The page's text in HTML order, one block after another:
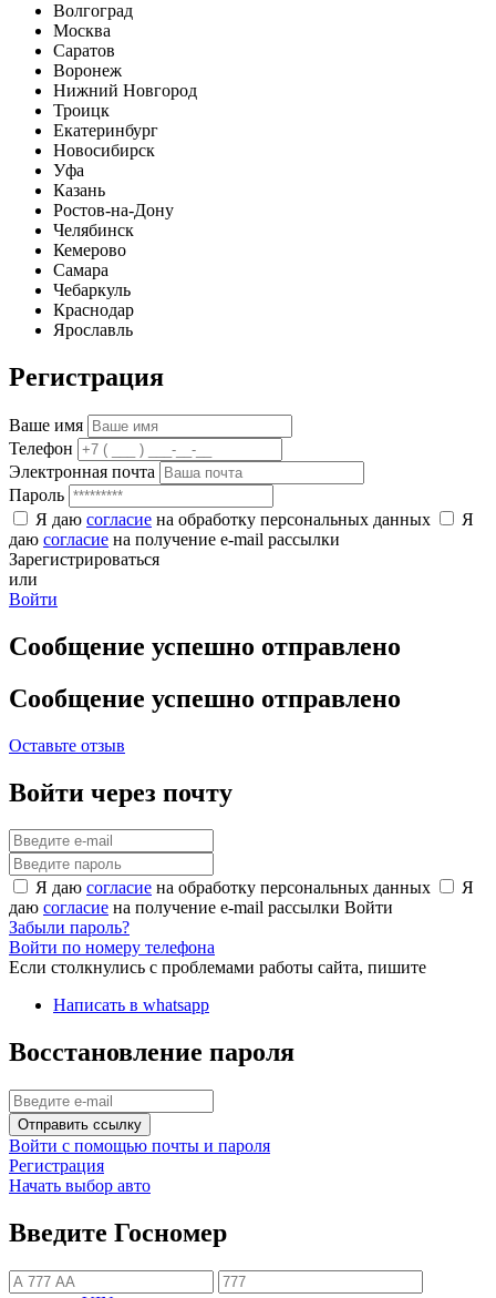
Волгоград
Москва
Саратов
Воронеж
Нижний Новгород
Троицк
Екатеринбург
Новосибирск
Уфа
Казань
Ростов-на-Дону
Челябинск
Кемерово
Самара
Чебаркуль
Краснодар
Ярославль
Регистрация
Ваше имя
Телефон
Электронная почта
Пароль
Я даю согласие на обработку персональных данных
Я
даю согласие на получение e-mail рассылки
Зарегистрироваться
или
Войти
Сообщение успешно отправлено
Сообщение успешно отправлено
Оставьте отзыв
Войти через почту
Я даю согласие на обработку персональных данных
Я
даю согласие на получение e-mail рассылки Войти
Забыли пароль?
Войти по номеру телефона
Если столкнулись с проблемами работы сайта, пишите
Написать в whatsapp
Восстановление пароля
Отправить ссылку
Войти с помощью почты и пароля
Регистрация
Начать выбор авто
Введите Госномер